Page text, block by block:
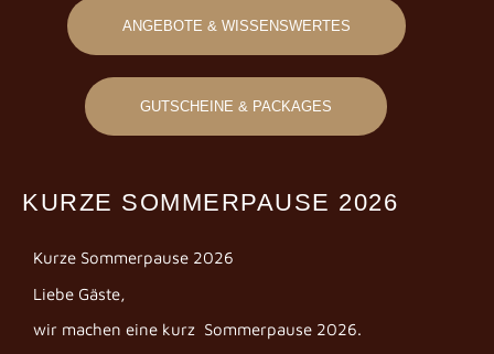
ANGEBOTE & WISSENSWERTES
GUTSCHEINE & PACKAGES
KURZE SOMMERPAUSE 2026
Kurze Sommerpause 2026
Liebe Gäste,
wir machen eine kurz Sommerpause 2026.